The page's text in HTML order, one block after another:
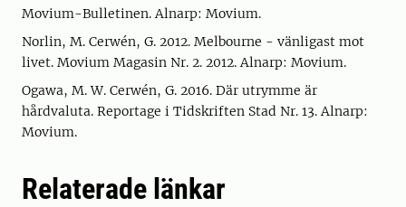
Movium-Bulletinen. Alnarp: Movium.
Norlin, M. Cerwén, G. 2012. Melbourne - vänligast mot
livet. Movium Magasin Nr. 2. 2012. Alnarp: Movium.
Ogawa, M. W. Cerwén, G. 2016. Där utrymme är
hårdvaluta. Reportage i Tidskriften Stad Nr. 13. Alnarp:
Movium.
Relaterade länkar